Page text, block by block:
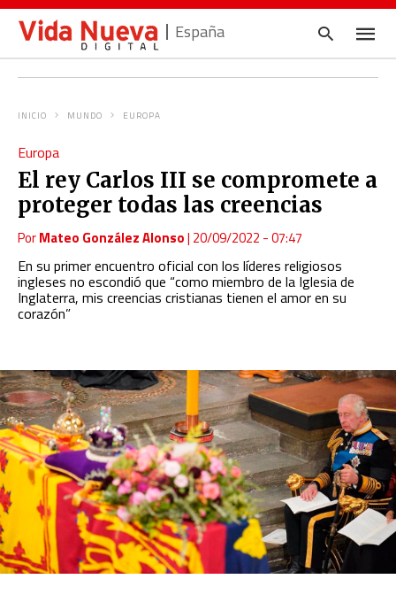
España
y
INICIO MUNDO EUROPA
Europa
El rey Carlos III se compromete a
proteger todas las creencias
PorMateo González Alonso| 20/09/2022 - 07:47
En su primer encuentro oficial con los líderes religiosos
ingleses no escondió que “como miembro de la Iglesia de
Inglaterra, mis creencias cristianas tienen el amor en su
corazón”